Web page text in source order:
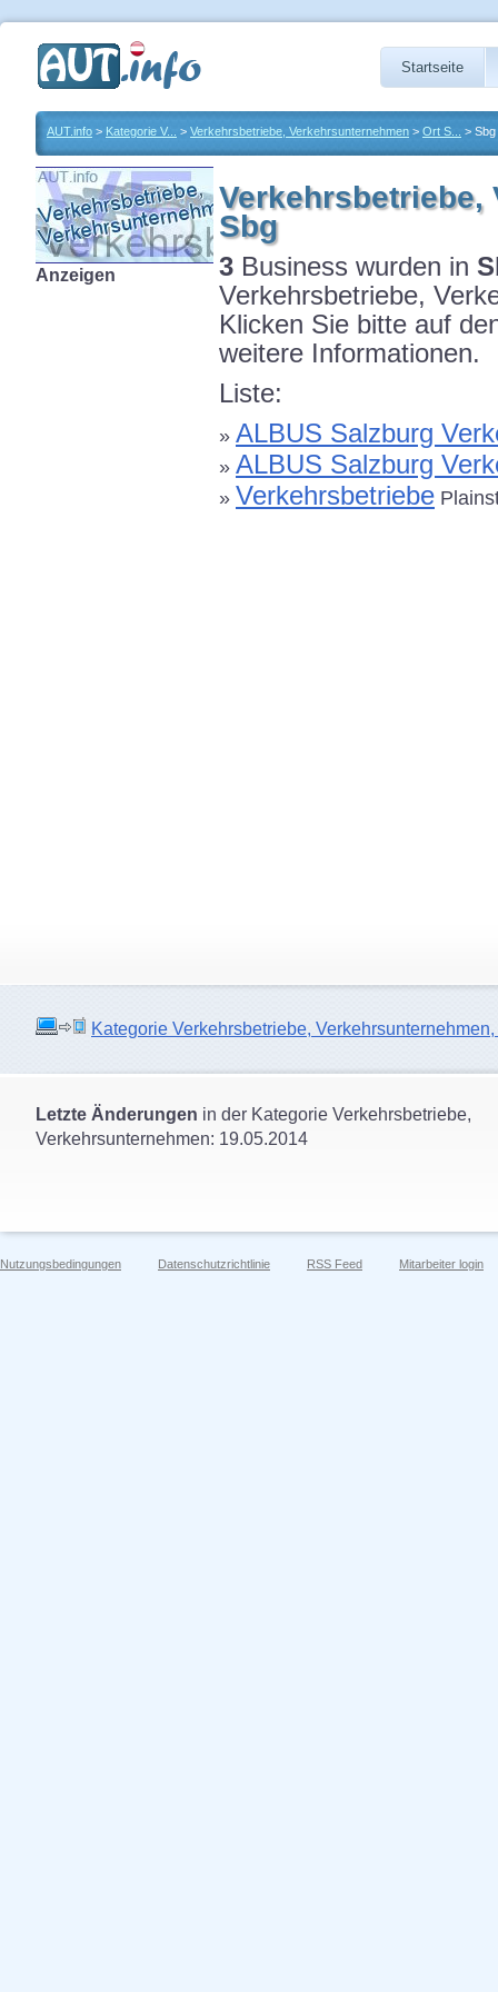
Startseite
AUT.info > Kategorie V... > Verkehrsbetriebe, Verkehrsunternehmen > Ort S... > Sbg
Anzeigen
Verkehrsbetriebe,
Sbg
3 Business wurden in
Verkehrsbetriebe,
Klicken Sie bitte auf
weitere Informationen.
Liste:
» ALBUS Salzburg
» ALBUS Salzburg
» Verkehrsbetriebe
Kategorie Verkehrsbetriebe,
Letzte Änderungen in der Kategorie Verkehrsbetriebe,
Verkehrsunternehmen: 19.05.2014
Nutzungsbedingungen Datenschutzrichtlinie RSS Feed Mitarbeiter login